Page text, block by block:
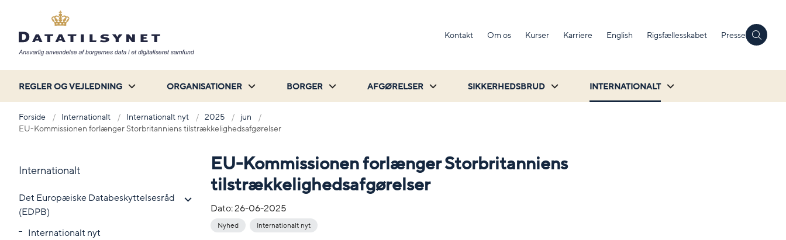
Kontakt Om os Kurser Karriere English Rigsfællesskabet Presse
REGLER OG VEJLEDNING ORGANISATIONER BORGER AFGØRELSER SIKKERHEDSBRUD INTERNATIONALT
Forside Internationalt Internationalt nyt 2025
jun
EU-Kommissionen forlænger Storbritanniens tilstrækkelighedsafgørelser
Internationalt
Det Europæiske Databeskyttelsesråd
(EDPB)
Internationalt nyt
EU-Kommissionen forlænger Storbritanniens
tilstrækkelighedsafgørelser
Dato:26-06-2025
Nyhed Internationalt nyt